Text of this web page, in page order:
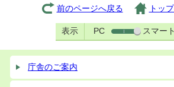
前のページへ戻る トッ
表示 PC スマー
庁舎のご案内